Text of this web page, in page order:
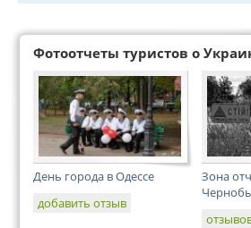
Фотоотчеты туристов о
День города в Одессе
добавить отзыв
Зона